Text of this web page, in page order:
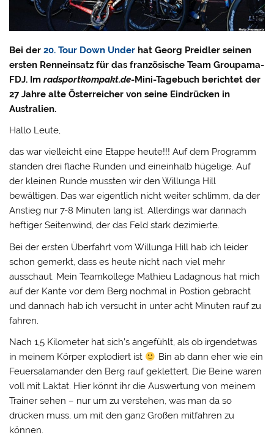
Bei der20. Tour Down Under hat Georg Preidler seinen
ersten Renneinsatz für das französische Team Groupama-
FDJ. Imradsportkompakt.de-Mini-Tagebuch berichtet der
27 Jahre alte Österreicher von seine Eindrücken in
Australien.
Hallo Leute,
das war vielleicht eine Etappe heute!!! Auf dem Programm
standen drei flache Runden und eineinhalb hügelige. Auf
der kleinen Runde mussten wir den Willunga Hill
bewältigen. Das war eigentlich nicht weiter schlimm, da der
Anstieg nur 7-8 Minuten lang ist. Allerdings war dannach
heftiger Seitenwind, der das Feld stark dezimierte.
Bei der ersten Überfahrt vom Willunga Hill hab ich leider
schon gemerkt, dass es heute nicht nach viel mehr
ausschaut. Mein Teamkollege Mathieu Ladagnous hat mich
auf der Kante vor dem Berg nochmal in Postion gebracht
und dannach hab ich versucht in unter acht Minuten rauf zu
fahren.
Nach 1,5 Kilometer hat sich’s angefühlt, als ob irgendetwas
in meinem Körper explodiert ist
Bin ab dann eher wie ein
Feuersalamander den Berg rauf geklettert. Die Beine waren
voll mit Laktat. Hier könnt ihr die Auswertung von meinem
Trainer sehen – nur um zu verstehen, was man da so
drücken muss, um mit den ganz Großen mitfahren zu
können.